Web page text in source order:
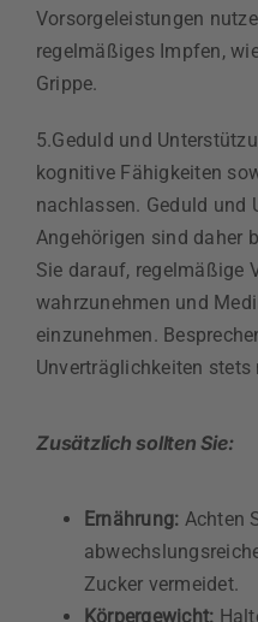
Vorsorgeleistungen
regelmäßiges Impfen,
Grippe.
5.Geduld und
kognitive Fähigkeiten
nachlassen. Geduld und
Angehörigen sind daher
Sie darauf, regelmäßige
wahrzunehmen und
einzunehmen.
Unverträglichkeiten stets
Zusätzlich sollten Sie:
Ernährung: Achten
Zucker vermeidet.
Körpergewicht: